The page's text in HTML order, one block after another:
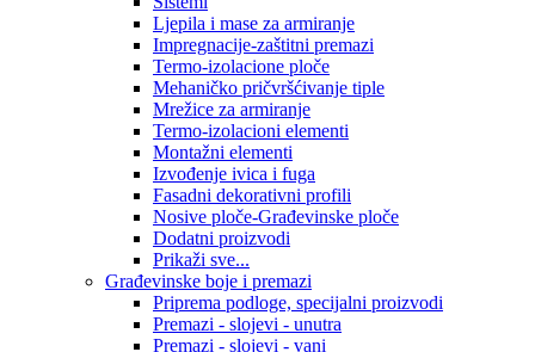
Ljepila i mase za armiranje
Impregnacije-zaštitni premazi
Termo-izolacione ploče
Mehaničko pričvršćivanje tiple
Mrežice za armiranje
Termo-izolacioni elementi
Montažni elementi
Izvođenje ivica i fuga
Fasadni dekorativni profili
Nosive ploče-Građevinske ploče
Dodatni proizvodi
Prikaži sve...
Građevinske boje i premazi
Priprema podloge, specijalni proizvodi
Premazi - slojevi - unutra
Premazi - slojevi - vani